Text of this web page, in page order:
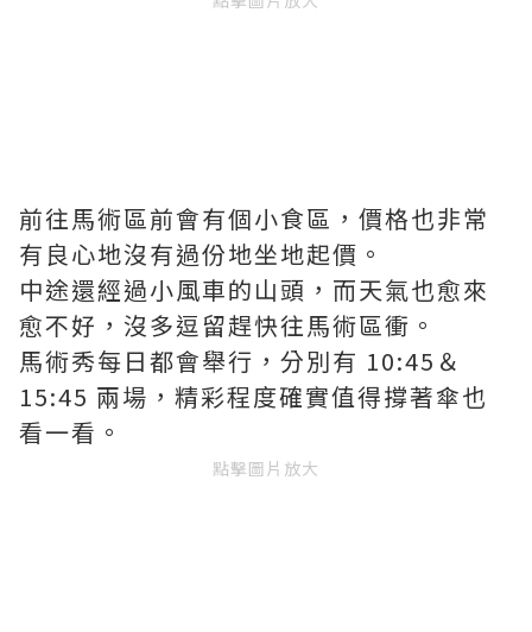
前往馬術區前會有個小食區，價格也非常
有良心地沒有過份地坐地起價。
中途還經過小風車的山頭，而天氣也愈來
愈不好，沒多逗留趕快往馬術區衝。
馬術秀每日都會舉行，分別有 10:45＆
15:45 兩場，精彩程度確實值得撐著傘也
看一看。
點擊圖片放大